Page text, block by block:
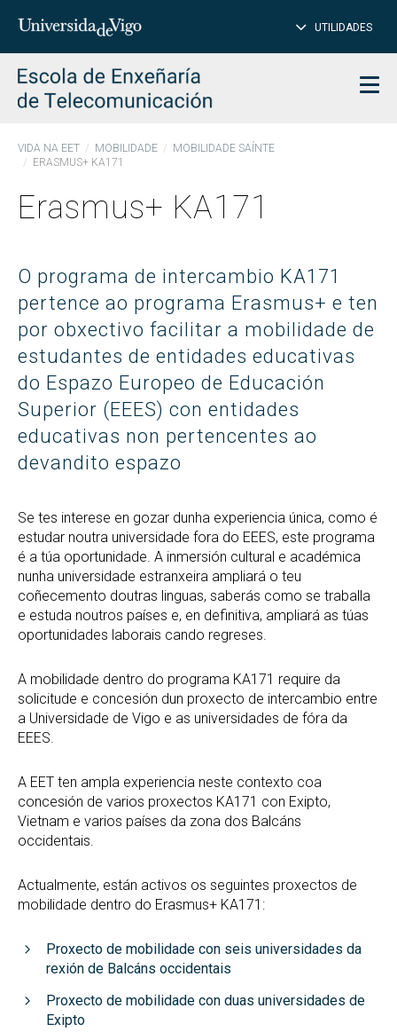
Introduce
para
buscar
UTILIDADES
VIDA NA EET MOBILIDADE
MOBILIDADE SAÍNTE
ERASMUS+ KA171
Erasmus+ KA171
O programa de intercambio KA171
pertence ao programa Erasmus+ e ten
por obxectivo facilitar a mobilidade de
estudantes de entidades educativas
do Espazo Europeo de Educación
Superior (EEES) con entidades
educativas non pertencentes ao
devandito espazo
Se tes interese en gozar dunha experiencia única, como é
estudar noutra universidade fora do EEES, este programa
é a túa oportunidade. A inmersión cultural e académica
nunha universidade estranxeira ampliará o teu
coñecemento doutras linguas, saberás como se traballa
e estuda noutros países e, en definitiva, ampliará as túas
oportunidades laborais cando regreses.
A mobilidade dentro do programa KA171 require da
solicitude e concesión dun proxecto de intercambio entre
a Universidade de Vigo e as universidades de fóra da
EEES.
A EET ten ampla experiencia neste contexto coa
concesión de varios proxectos KA171 con Exipto,
Vietnam e varios países da zona dos Balcáns
occidentais.
Actualmente, están activos os seguintes proxectos de
mobilidade dentro do Erasmus+ KA171:
Proxecto de mobilidade con seis universidades da
rexión de Balcáns occidentais
Proxecto de mobilidade con duas universidades de
Exipto